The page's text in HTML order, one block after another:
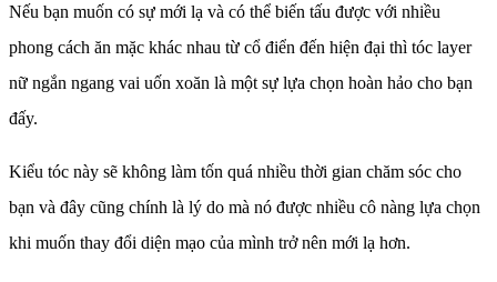
Nếu bạn muốn có sự mới lạ và có thể biến tấu được với nhiều
phong cách ăn mặc khác nhau từ cổ điển đến hiện đại thì tóc layer
nữ ngắn ngang vai uốn xoăn là một sự lựa chọn hoàn hảo cho bạn
đấy.
Kiểu tóc này sẽ không làm tốn quá nhiều thời gian chăm sóc cho
bạn và đây cũng chính là lý do mà nó được nhiều cô nàng lựa chọn
khi muốn thay đổi diện mạo của mình trở nên mới lạ hơn.